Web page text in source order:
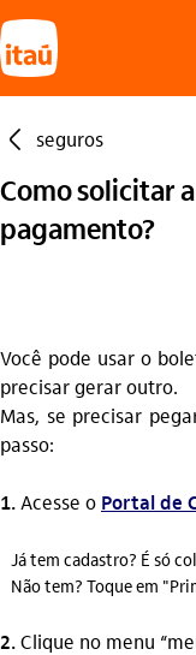
seta_esquerda seguros
Como solicitar
pagamento?
Você pode usar o
precisar gerar outro.
Mas, se precisar
passo:
1. Acesse o Portal de
Já tem cadastro? É só
Não tem? Toque em
2.Clique no menu